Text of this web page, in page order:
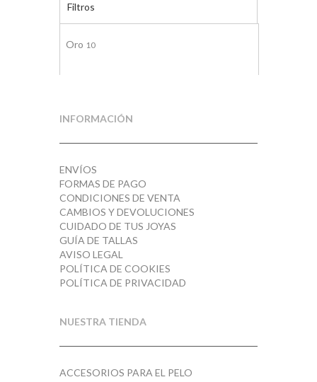
Filtros
Oro 10
Turquesa4
INFORMACIÓN
ENVÍOS
FORMAS DE PAGO
CONDICIONES DE VENTA
CAMBIOS Y DEVOLUCIONES
CUIDADO DE TUS JOYAS
GUÍA DE TALLAS
AVISO LEGAL
POLÍTICA DE COOKIES
POLÍTICA DE PRIVACIDAD
NUESTRA TIENDA
ACCESORIOS PARA EL PELO